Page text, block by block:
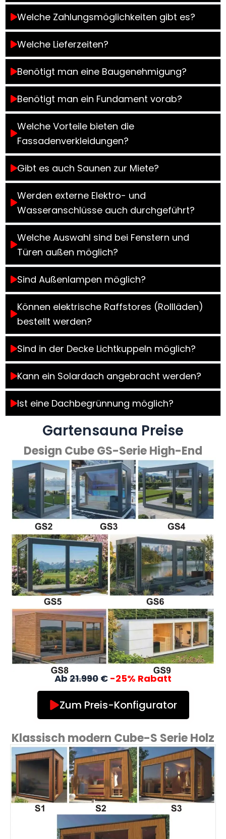
Welche Zahlungsmöglichkeiten gibt es?
Welche Lieferzeiten?
Benötigt man eine Baugenehmigung?
Benötigt man ein Fundament vorab?
Welche Vorteile bieten die
Fassadenverkleidungen?
Gibt es auch Saunen zur Miete?
Werden externe Elektro- und
Wasseranschlüsse auch durchgeführt?
Welche Auswahl sind bei Fenstern und
Türen außen möglich?
Sind Außenlampen möglich?
Können elektrische Raffstores (Rollläden)
bestellt werden?
Sind in der Decke Lichtkuppeln möglich?
Kann ein Solardach angebracht werden?
Ist eine Dachbegrünnung möglich?
Gartensauna Preise
Design Cube GS-Serie High-End
Ab 21.990 € -25% Rabatt
Zum Preis-Konfigurator
Klassisch modern Cube-S Serie Holz